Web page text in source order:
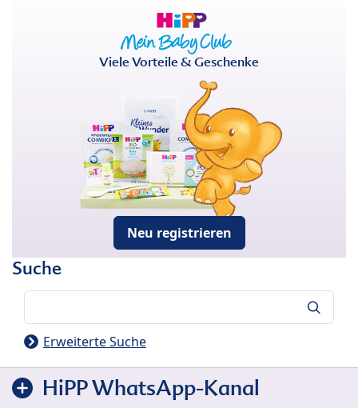
Viele Vorteile & Geschenke
Neu registrieren
Suche
Erweiterte Suche
HiPP WhatsApp-Kanal